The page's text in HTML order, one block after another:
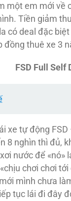
một em mới về
Tiền giảm
có deal đặc
đồng thuê xe 3
FSD Full Self
xe tự động
8 nghìn thì đủ,
nước để
chơi chơi
mình chưa
tục lái đi đây